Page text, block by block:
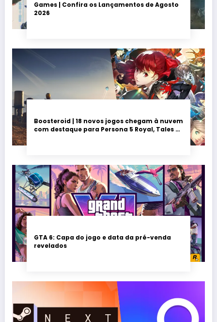
Games | Confira os Lançamentos de Agosto
2026
Boosteroid | 18 novos jogos chegam à nuvem
com destaque para Persona 5 Royal, Tales of
GTA 6: Capa do jogo e data da pré-venda
revelados